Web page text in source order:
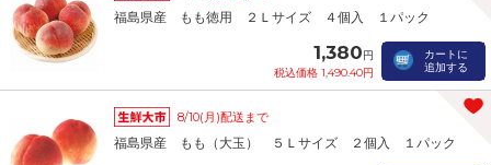
福島県産 もも徳用 ２Ｌサイズ ４個入 １パック
1,380円
税込価格 1,490.40円
カートに
追加する
8/10(月)配送まで
福島県産 もも（大玉） ５Ｌサイズ ２個入 １パック